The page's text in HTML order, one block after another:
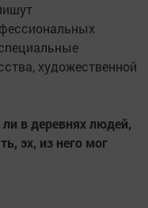
художественной
в деревнях людей,
эх, из него мог